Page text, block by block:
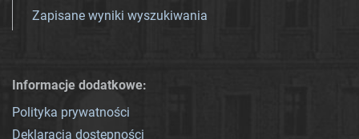
Zapisane wyniki wyszukiwania
Informacje dodatkowe:
Polityka prywatności
Deklaracja dostępności